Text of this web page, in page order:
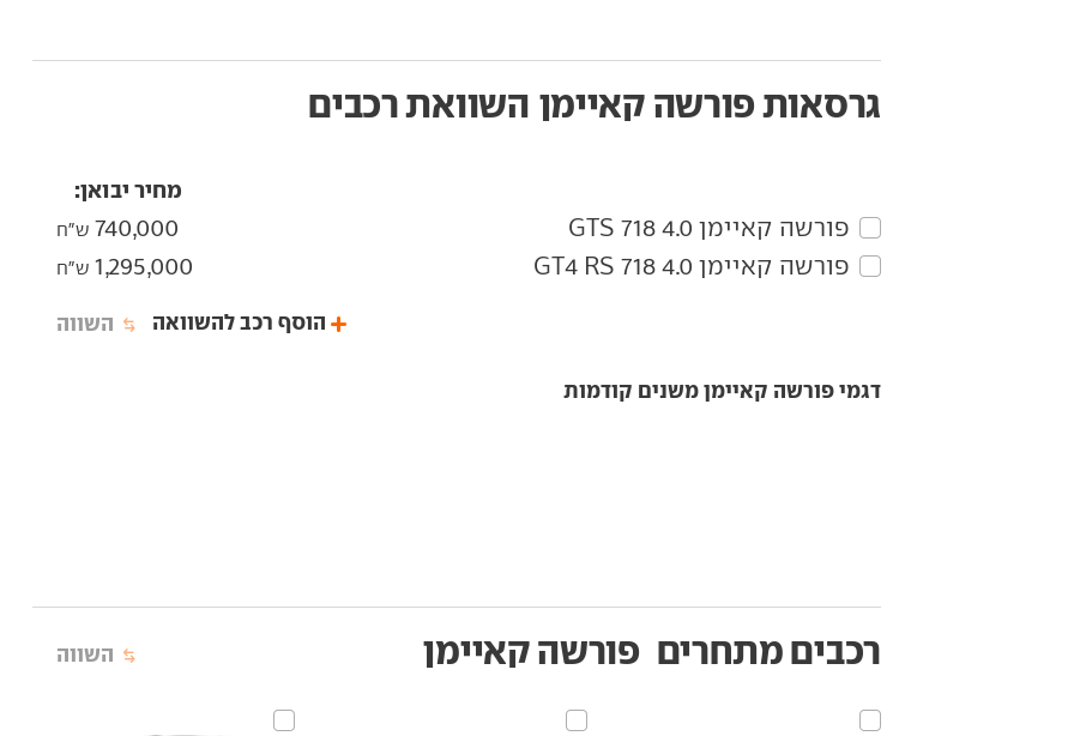
גרסאות פורשה קאיימן השוואת רכבים
מחיר יבואן:
פורשה‏ קאיימן‏ 4.0 718 GTS 740,000 ש"ח
פורשה‏ קאיימן‏ 4.0 718 GT4 RS 1,295,000 ש"ח
השווה הוסף רכב להשוואה
דגמי פורשה קאיימן משנים קודמות
רכבים מתחרים פורשה קאיימן השווה